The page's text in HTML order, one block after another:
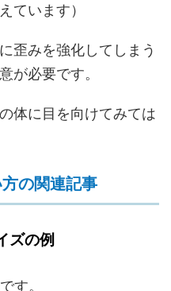
ています）
歪みを強化してしまう
が必要です。
体に目を向けてみては
の関連記事
ズの例
す。